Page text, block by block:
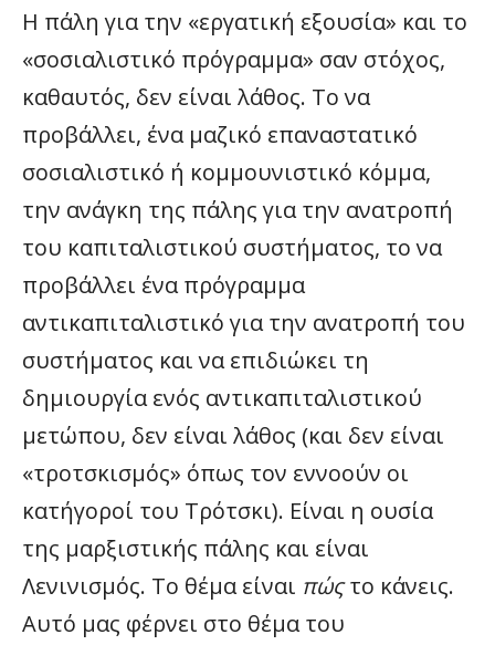
Η πάλη για την «εργατική εξουσία» και το
«σοσιαλιστικό πρόγραμμα» σαν στόχος,
καθαυτός, δεν είναι λάθος. Το να
προβάλλει, ένα μαζικό επαναστατικό
σοσιαλιστικό ή κομμουνιστικό κόμμα,
την ανάγκη της πάλης για την ανατροπή
του καπιταλιστικού συστήματος, το να
προβάλλει ένα πρόγραμμα
αντικαπιταλιστικό για την ανατροπή του
συστήματος και να επιδιώκει τη
δημιουργία ενός αντικαπιταλιστικού
μετώπου, δεν είναι λάθος (και δεν είναι
«τροτσκισμός» όπως τον εννοούν οι
κατήγοροί του Τρότσκι). Είναι η ουσία
της μαρξιστικής πάλης και είναι
Λενινισμός. Το θέμα είναι πώςτο κάνεις.
Αυτό μας φέρνει στο θέμα του